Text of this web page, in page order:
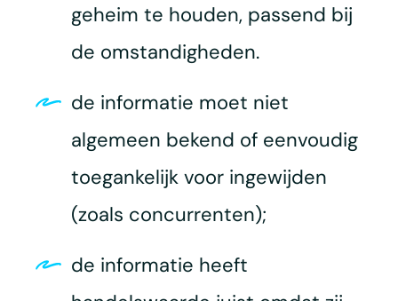
geheim te houden, passend bij
de omstandigheden.
de informatie moet niet
algemeen bekend of eenvoudig
toegankelijk voor ingewijden
(zoals concurrenten);
de informatie heeft